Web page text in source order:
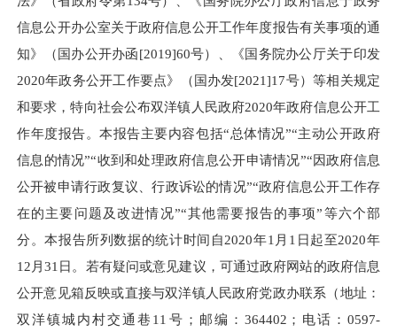
信息公开办公室关于政府信息公开工作年度报告有关事项的通
知》（国办公开办函[2019]60号）、《国务院办公厅关于印发
2020年政务公开工作要点》（国办发[2021]17号）等相关规定
和要求，特向社会公布双洋镇人民政府2020年政府信息公开工
作年度报告。本报告主要内容包括“总体情况”“主动公开政府
信息的情况”“收到和处理政府信息公开申请情况”“因政府信息
公开被申请行政复议、行政诉讼的情况”“政府信息公开工作存
在的主要问题及改进情况”“其他需要报告的事项”等六个部
分。本报告所列数据的统计时间自2020年1 月 1 日起至2020年
12 月31 日。若有疑问或意见建议，可通过政府网站的政府信息
公开意见箱反映或直接与双洋镇人民政府党政办联系（地址：
双洋镇城内村交通巷 11 号；邮编： 364402 ；电话：0597-